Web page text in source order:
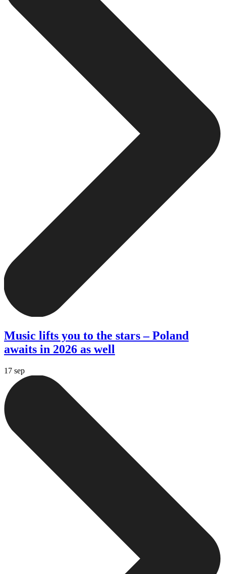
Music lifts you to the stars – Poland
awaits in 2026 as well
17 sep